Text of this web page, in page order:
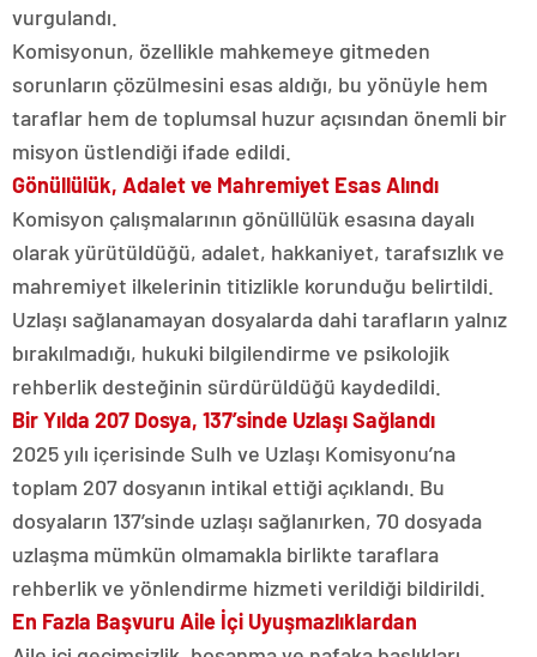
vurgulandı.
Komisyonun, özellikle mahkemeye gitmeden
sorunların çözülmesini esas aldığı, bu yönüyle hem
taraflar hem de toplumsal huzur açısından önemli bir
misyon üstlendiği ifade edildi.
Gönüllülük, Adalet ve Mahremiyet Esas Alındı
Komisyon çalışmalarının gönüllülük esasına dayalı
olarak yürütüldüğü, adalet, hakkaniyet, tarafsızlık ve
mahremiyet ilkelerinin titizlikle korunduğu belirtildi.
Uzlaşı sağlanamayan dosyalarda dahi tarafların yalnız
bırakılmadığı, hukuki bilgilendirme ve psikolojik
rehberlik desteğinin sürdürüldüğü kaydedildi.
Bir Yılda 207 Dosya, 137’sinde Uzlaşı Sağlandı
2025 yılı içerisinde Sulh ve Uzlaşı Komisyonu’na
toplam 207 dosyanın intikal ettiği açıklandı. Bu
dosyaların 137’sinde uzlaşı sağlanırken, 70 dosyada
uzlaşma mümkün olmamakla birlikte taraflara
rehberlik ve yönlendirme hizmeti verildiği bildirildi.
En Fazla Başvuru Aile İçi Uyuşmazlıklardan